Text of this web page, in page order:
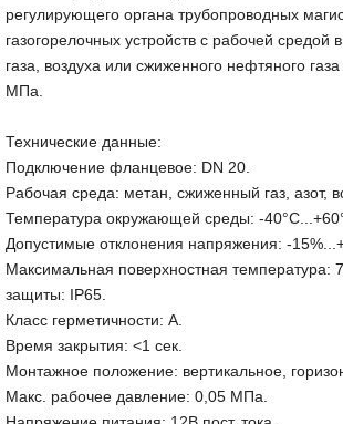
регулирующего органа трубопроводных
газогорелочных устройств с рабочей средой
газа, воздуха или сжиженного нефтяного
МПа.
Технические данные:
Подключение фланцевое: DN 20.
Рабочая среда: метан, сжиженный газ, азот,
Температура окружающей среды: -
Допустимые отклонения напряжения: -
Максимальная поверхностная температура:
защиты: IP65.
Класс герметичности: А.
Время закрытия: <1 сек.
Монтажное положение: вертикальное,
Макс. рабочее давление: 0,05 МПа.